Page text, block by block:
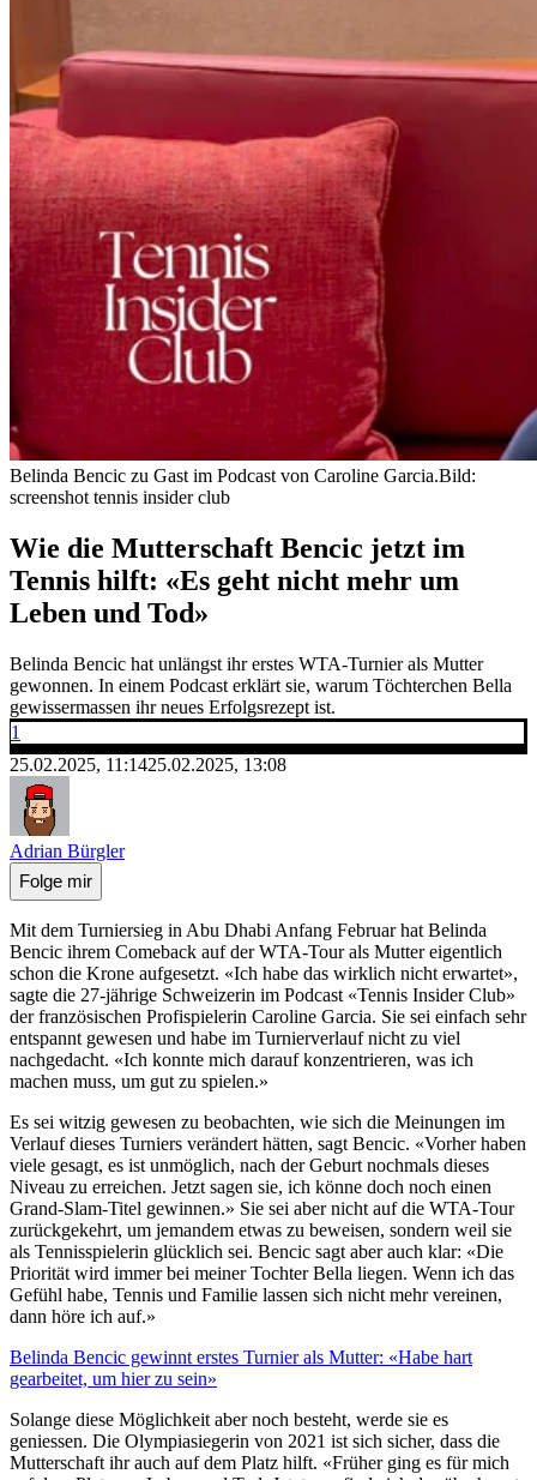
Belinda Bencic zu Gast im Podcast von Caroline Garcia.Bild:
screenshot tennis insider club
Wie die Mutterschaft Bencic jetzt im
Tennis hilft: «Es geht nicht mehr um
Leben und Tod»
Belinda Bencic hat unlängst ihr erstes WTA-Turnier als Mutter
gewonnen. In einem Podcast erklärt sie, warum Töchterchen Bella
gewissermassen ihr neues Erfolgsrezept ist.
1
25.02.2025, 11:1425.02.2025, 13:08
Adrian Bürgler
Folge mir
Mit dem Turniersieg in Abu Dhabi Anfang Februar hat Belinda
Bencic ihrem Comeback auf der WTA-Tour als Mutter eigentlich
schon die Krone aufgesetzt. «Ich habe das wirklich nicht erwartet»,
sagte die 27-jährige Schweizerin im Podcast «Tennis Insider Club»
der französischen Profispielerin Caroline Garcia. Sie sei einfach sehr
entspannt gewesen und habe im Turnierverlauf nicht zu viel
nachgedacht. «Ich konnte mich darauf konzentrieren, was ich
machen muss, um gut zu spielen.»
Es sei witzig gewesen zu beobachten, wie sich die Meinungen im
Verlauf dieses Turniers verändert hätten, sagt Bencic. «Vorher haben
viele gesagt, es ist unmöglich, nach der Geburt nochmals dieses
Niveau zu erreichen. Jetzt sagen sie, ich könne doch noch einen
Grand-Slam-Titel gewinnen.» Sie sei aber nicht auf die WTA-Tour
zurückgekehrt, um jemandem etwas zu beweisen, sondern weil sie
als Tennisspielerin glücklich sei. Bencic sagt aber auch klar: «Die
Priorität wird immer bei meiner Tochter Bella liegen. Wenn ich das
Gefühl habe, Tennis und Familie lassen sich nicht mehr vereinen,
dann höre ich auf.»
Belinda Bencic gewinnt erstes Turnier als Mutter: «Habe hart
gearbeitet, um hier zu sein»
Solange diese Möglichkeit aber noch besteht, werde sie es
geniessen. Die Olympiasiegerin von 2021 ist sich sicher, dass die
Mutterschaft ihr auch auf dem Platz hilft. «Früher ging es für mich